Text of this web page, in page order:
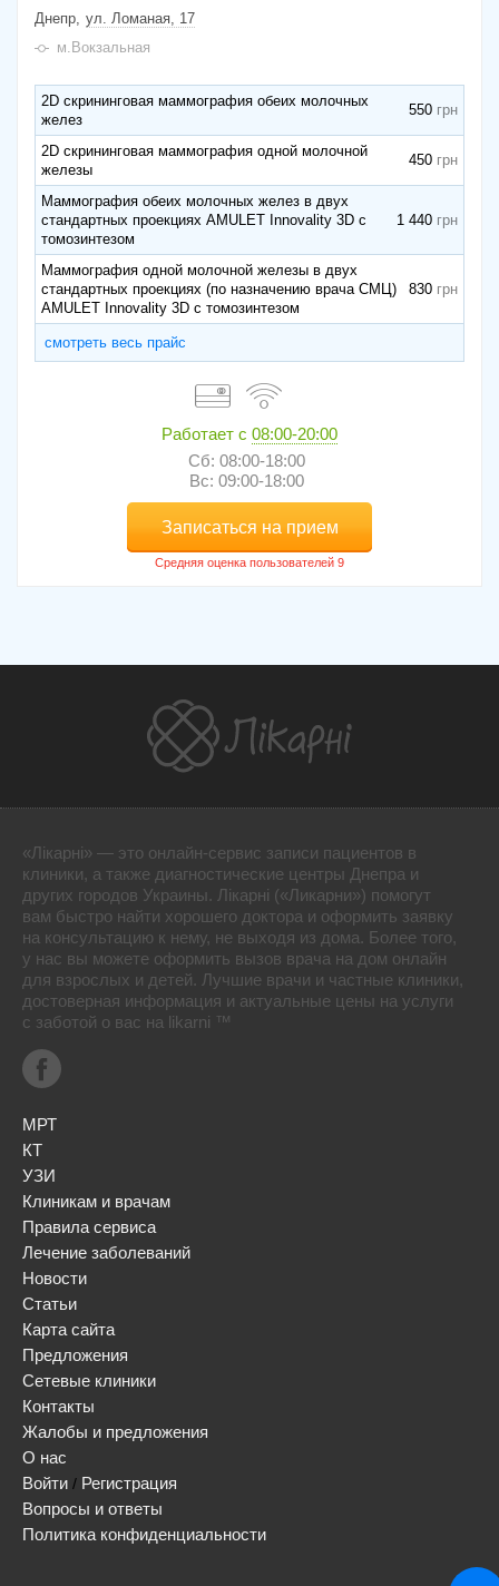
Днепр ул. Ломаная, 17
м.Вокзальная
2D скрининговая маммография обеих молочных
желез
550
2D скрининговая маммография одной молочной
железы
450
Маммография обеих молочных желез в двух
стандартных проекциях AMULET Innovality 3D с
томозинтезом
1 440
Маммография одной молочной железы в двух
стандартных проекциях (по назначению врача СМЦ)
AMULET Innovality 3D с томозинтезом
830
смотреть весь прайс
Работает с 08:00-20:00
Сб: 08:00-18:00
Вс: 09:00-18:00
Записаться на прием
«Лікарні» — это онлайн-сервис записи пациентов в
клиники, а также диагностические центры Днепра и
других городов Украины. Лікарні («Ликарни») помогут
вам быстро найти хорошего доктора и оформить заявку
на консультацию к нему, не выходя из дома. Более того,
у нас вы можете оформить вызов врача на дом онлайн
для взрослых и детей. Лучшие врачи и частные клиники,
достоверная информация и актуальные цены на услуги
с заботой о вас на likarni ™
МРТ
КТ
УЗИ
Клиникам и врачам
Правила сервиса
Лечение заболеваний
Новости
Статьи
Карта сайта
Предложения
Сетевые клиники
Контакты
Жалобы и предложения
О нас
Войти / Регистрация
Вопросы и ответы
Политика конфиденциальности